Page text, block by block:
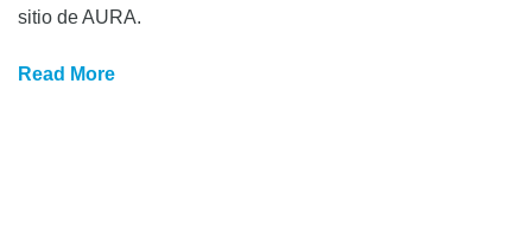
sitio de AURA.
Read More